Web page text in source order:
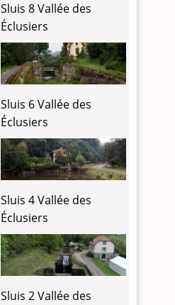
Sluis 8 Vallée des
Éclusiers
Sluis 6 Vallée des
Éclusiers
Sluis 4 Vallée des
Éclusiers
Sluis 2 Vallée des